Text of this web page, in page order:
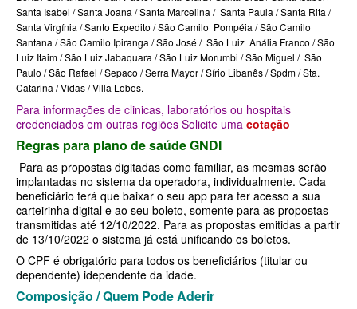
UNIHOSP PLANO DE SAÚDE EMPRESARIAL
UNIMED CENTRAL PLANO DE SAÚDE EMPRESARIAL
UNIMED GUARULHOS PLANO DE SAÚDE EMPRESARIAL
INTERCLINICAS PLANO DE SAÚDE INDIVIDUAL
KIPP PLANO DE SAÚDE INDIVIDUAL
MEDICAL HEALTH PLANO DE SAÚDE INDIVIDUAL
PLENA PLANO DE SAÚDE INDIVIDUAL
QSAUDE PLANO DE SAÚDE INDIVIDUAL
SANTA HELENA PLANO DE SAÚDE INDIVIDUAL
SANTARIS PLANO DE SAÚDE INDIVIDUAL
SÃO MIGUEL PLANO DE SAÚDE INDIVIDUAL
Santa Isabel / Santa Joana / Santa Marcelina / Santa Paula / Santa Rita /
Santa Virgínia / Santo Expedito / São Camilo Pompéia / São Camilo
Santana / São Camilo Ipiranga / São José / São Luiz Anália Franco / São
Luiz Itaim / São Luiz Jabaquara / São Luiz Morumbi / São Miguel / São
Paulo / São Rafael / Sepaco / Serra Mayor / Sírio Libanês / Spdm / Sta.
Catarina / Vidas / Villa Lobos.
Para informações de clinicas, laboratórios ou hospitais
credenciados em outras regiões Solicite uma cotação
Regras para plano de saúde GNDI
Para as propostas digitadas como familiar, as mesmas serão
implantadas no sistema da operadora, individualmente. Cada
beneficiário terá que baixar o seu app para ter acesso a sua
carteirinha digital e ao seu boleto, somente para as propostas
transmitidas até 12/10/2022. Para as propostas emitidas a partir
de 13/10/2022 o sistema já está unificando os boletos.
O CPF é obrigatório para todos os beneficiários (titular ou
dependente) idependente da idade.
Composição / Quem Pode Aderir